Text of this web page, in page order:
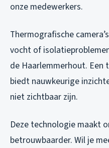
onze medewerkers.
Thermografische
vocht of
de Haarlemmerhout. Een
biedt nauwkeurige
niet zichtbaar zijn.
Deze technologie maakt
betrouwbaarder. Wil je